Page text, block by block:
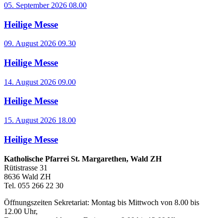
05. September 2026 08.00
Heilige Messe
09. August 2026 09.30
Heilige Messe
14. August 2026 09.00
Heilige Messe
15. August 2026 18.00
Heilige Messe
Katholische Pfarrei St. Margarethen, Wald ZH
Rütistrasse 31
8636 Wald ZH
Tel. 055 266 22 30
Öffnungszeiten Sekretariat: Montag bis Mittwoch von 8.00 bis
12.00 Uhr,